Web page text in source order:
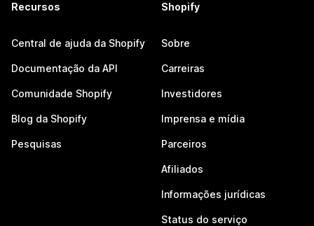
Recursos
Central de ajuda da Shopify
Documentação da API
Comunidade Shopify
Blog da Shopify
Pesquisas
Shopify
Sobre
Carreiras
Investidores
Imprensa e mídia
Parceiros
Afiliados
Informações jurídicas
Status do serviço